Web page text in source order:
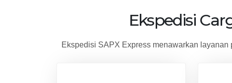
Ekspedisi
Ekspedisi SAPX Express menawarkan